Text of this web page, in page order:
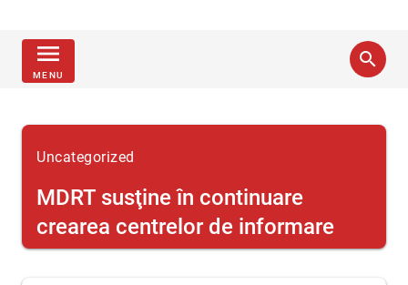
menu
MENU
search
Uncategorized
MDRT susţine în continuare
crearea centrelor de informare